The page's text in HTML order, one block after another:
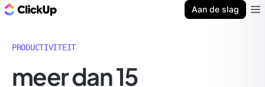
Aan de slag
PRODUCTIVITEIT
meer dan 15